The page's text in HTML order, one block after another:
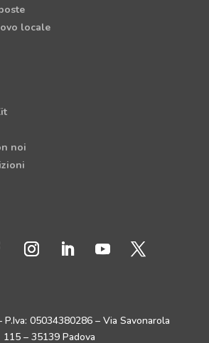
locale
noi
P.Iva: 05034380286 – Via Savonarola
115 – 35139 Padova